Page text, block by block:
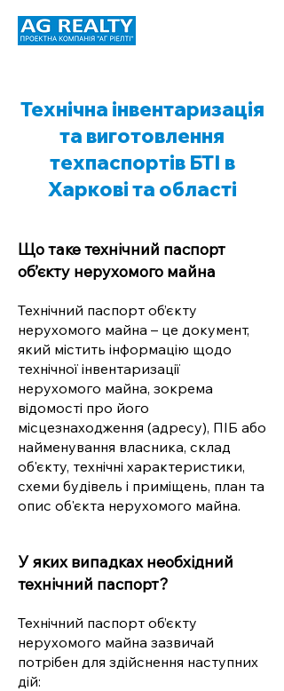
Технічна інвентаризація
та виготовлення
техпаспортів БТІ в
Харкові та області
Що таке технічний паспорт
об’єкту нерухомого майна
Технічний паспорт об’єкту
нерухомого майна – це документ,
який містить інформацію щодо
технічної інвентаризації
нерухомого майна, зокрема
відомості про його
місцезнаходження (адресу), ПІБ або
найменування власника, склад
об'єкту, технічні характеристики,
схеми будівель і приміщень, план та
опис об'єкта нерухомого майна.
У яких випадках необхідний
технічний паспорт?
Технічний паспорт об’єкту
нерухомого майна зазвичай
потрібен для здійснення наступних
дій: